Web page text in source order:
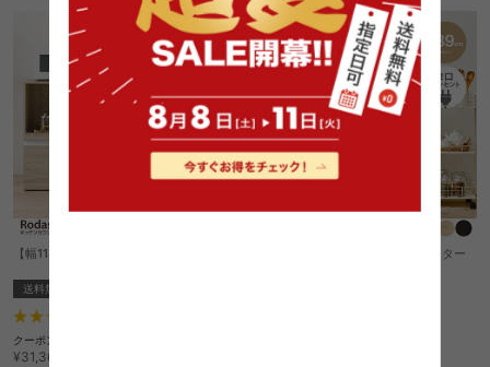
【幅118cm】Rodas キッチンカウンター
送料無料
クーポン利用で
¥31,360→
【幅89cm】Rodas キッチンカウンター